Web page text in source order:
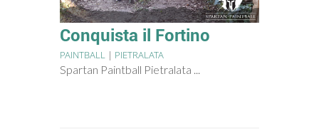
Conquista il Fortino
PAINTBALL | PIETRALATA
Spartan Paintball Pietralata ...